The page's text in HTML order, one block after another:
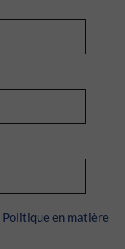
Politique en matière